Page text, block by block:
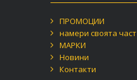
ПРОМОЦИИ
намери своята част
МАРКИ
Новини
Контакти